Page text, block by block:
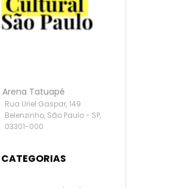
Arena Tatuapé
Rua Uriel Gaspar, 149
Belenzinho, São Paulo - SP,
03301-000
CATEGORIAS